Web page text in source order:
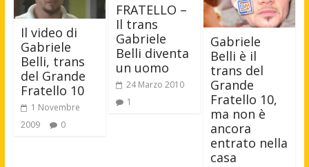
Il video di
Gabriele
Belli, trans
del Grande
Fratello 10
1 Novembre
2009
0
FRATELLO –
Il trans
Gabriele
Belli diventa
un uomo
24 Marzo 2010
1
Gabriele
Belli è il
trans del
Grande
Fratello 10,
ma non è
ancora
entrato nella
casa